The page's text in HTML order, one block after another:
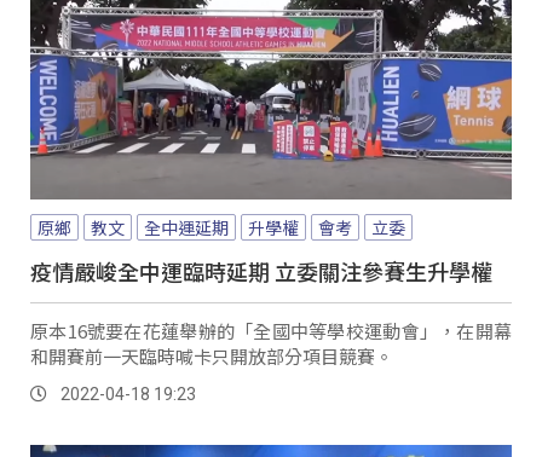
原鄉 教文 全中運延期 升學權 會考 立委
疫情嚴峻全中運臨時延期 立委關注參賽生升學權
原本16號要在花蓮舉辦的「全國中等學校運動會」，在開幕
和開賽前一天臨時喊卡只開放部分項目競賽。
2022-04-18 19:23